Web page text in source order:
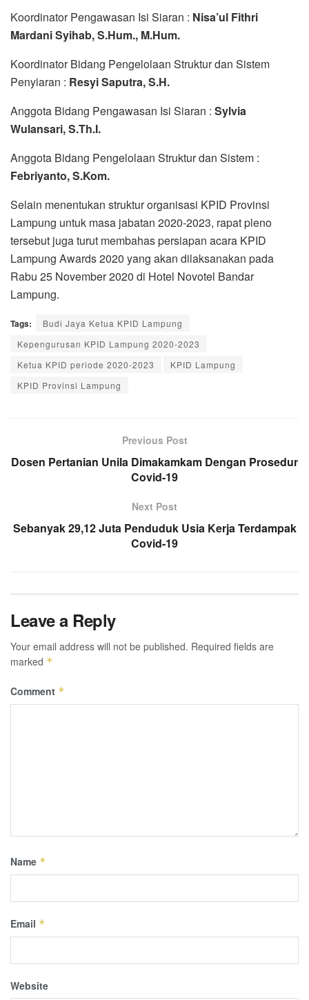
Koordinator Pengawasan Isi Siaran : Nisa’ul Fithri
Mardani Syihab, S.Hum., M.Hum.
Koordinator Bidang Pengelolaan Struktur dan Sistem
Penyiaran : Resyi Saputra, S.H.
Anggota Bidang Pengawasan Isi Siaran : Sylvia
Wulansari, S.Th.I.
Anggota Bidang Pengelolaan Struktur dan Sistem :
Febriyanto, S.Kom.
Selain menentukan struktur organisasi KPID Provinsi
Lampung untuk masa jabatan 2020-2023, rapat pleno
tersebut juga turut membahas persiapan acara KPID
Lampung Awards 2020 yang akan dilaksanakan pada
Rabu 25 November 2020 di Hotel Novotel Bandar
Lampung.
Tags:
Budi Jaya Ketua KPID Lampung
Kepengurusan KPID Lampung 2020-2023
Ketua KPID periode 2020-2023
KPID Lampung
KPID Provinsi Lampung
Previous Post
Dosen Pertanian Unila Dimakamkam Dengan Prosedur
Covid-19
Next Post
Sebanyak 29,12 Juta Penduduk Usia Kerja Terdampak
Covid-19
Leave a Reply
Your email address will not be published. Required fields are
marked *
Comment *
Name *
Email *
Website